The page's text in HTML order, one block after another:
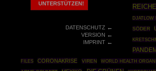
UNTERSTÜTZEN!
DATENSCHUTZ←
VERSION ←
IMPRINT←
DJATLOW
SÖDER
FILES
CORONAKRISE VIREN WORLD HEALTH